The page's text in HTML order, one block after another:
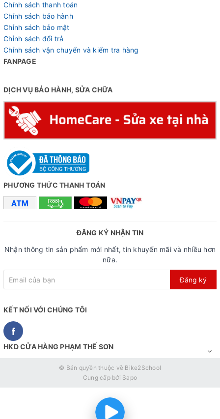
Chính sách thanh toán
Chỉnh sách bảo hành
Chỉnh sách bảo mật
Chỉnh sách đổi trả
Chỉnh sách vận chuyển và kiểm tra hàng
FANPAGE
DỊCH VỤ BẢO HÀNH, SỬA CHỮA
PHƯƠNG THỨC THANH TOÁN
ĐĂNG KÝ NHẬN TIN
Nhận thông tin sản phẩm mới nhất, tin khuyến mãi và nhiều hơn
nữa.
Đăng ký
KẾT NỐI VỚI CHÚNG TÔI
HKD CỬA HÀNG PHẠM THẾ SƠN
© Bản quyền thuộc về Bike2School
Cung cấp bởi Sapo